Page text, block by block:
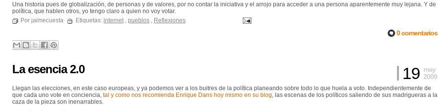
Una historia pues de globalización, de personas y de valores, por no contar la iniciativa y el arrojo para acceder a una persona aparentemente muy lejana. Y de
política, que hablen otros, yo tengo claro a quien no voy votar.
Por jaimecuesta
Etiquetas: internet pueblos Reflexiones
0 comentarios
La esencia 2.0 19 may
2009
Llegan las elecciones, en este caso europeas, y ya podemos ver a los buitres de la política planeando sobre todo lo que huela a voto. Independientemente de
que cada uno vote en conciencia, tal y como nos recomienda Enrique Dans hoy mismo en su blog, las escenas de los políticos saliendo de sus madrigueras a la
caza de la pieza son inenarrables.